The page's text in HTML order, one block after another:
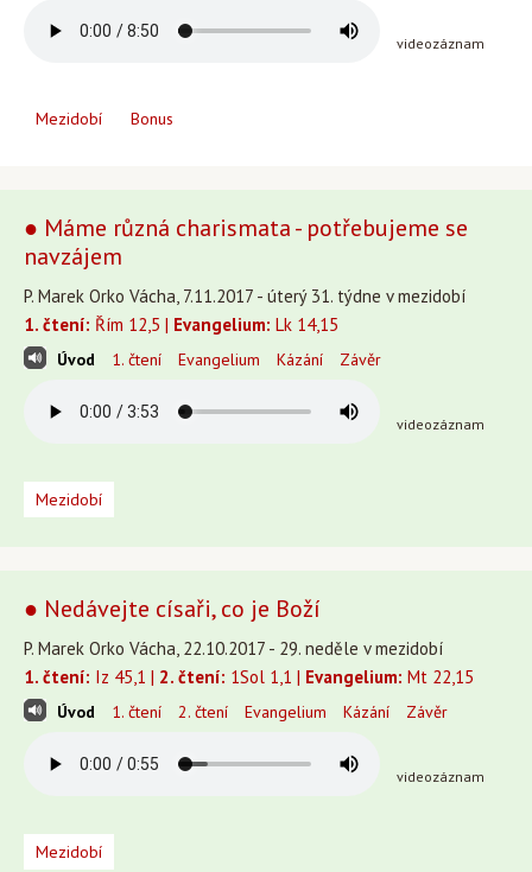
videozáznam
Mezidobí Bonus
● Máme různá charismata - potřebujeme se
navzájem
P. Marek Orko Vácha, 7.11.2017 - úterý 31. týdne v mezidobí
1. čtení: Řím 12,5 | Evangelium: Lk 14,15
Úvod 1. čtení Evangelium Kázání Závěr
videozáznam
Mezidobí
● Nedávejte císaři, co je Boží
P. Marek Orko Vácha, 22.10.2017 - 29. neděle v mezidobí
1. čtení: Iz 45,1 | 2. čtení: 1Sol 1,1 | Evangelium: Mt 22,15
Úvod 1. čtení 2. čtení Evangelium Kázání Závěr
videozáznam
Mezidobí